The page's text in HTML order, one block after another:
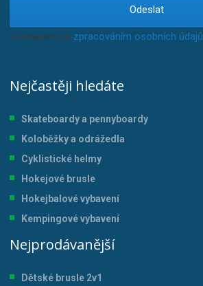
Odeslat
Souhlasím se zpracováním osobních údajů
Nejčastěji hledáte
Skateboardy a pennyboardy
Koloběžky a odrážedla
Cyklistické helmy
Hokejové brusle
Hokejbalové vybavení
Kempingové vybavení
Nejprodávanější
Dětské brusle 2v1